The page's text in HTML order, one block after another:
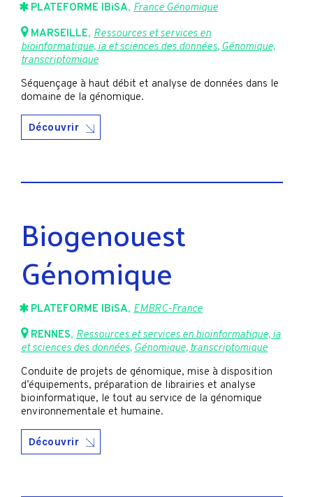
PLATEFORME IBiSA, France Génomique
MARSEILLE, Ressources et services en
bioinformatique, ia et sciences des données,Génomique,
transcriptomique
Séquençage à haut débit et analyse de données dans le
domaine de la génomique.
Découvrir
Biogenouest
Génomique
PLATEFORME IBiSA, EMBRC-France
RENNES, Ressources et services en bioinformatique, ia
et sciences des données, Génomique, transcriptomique
Conduite de projets de génomique, mise à disposition
d’équipements, préparation de librairies et analyse
bioinformatique, le tout au service de la génomique
environnementale et humaine.
Découvrir